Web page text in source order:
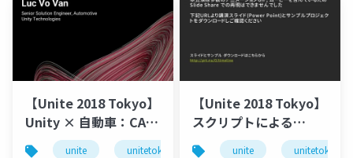
【Unite 2018 Tokyo】
Unity × 自動車：CAD
インポートと写実的な
unite unitetokyo unitetokyo2018
【Unite 2018 Tokyo】
スクリプトによる
Timelineがっつり拡張
unite unitetokyo